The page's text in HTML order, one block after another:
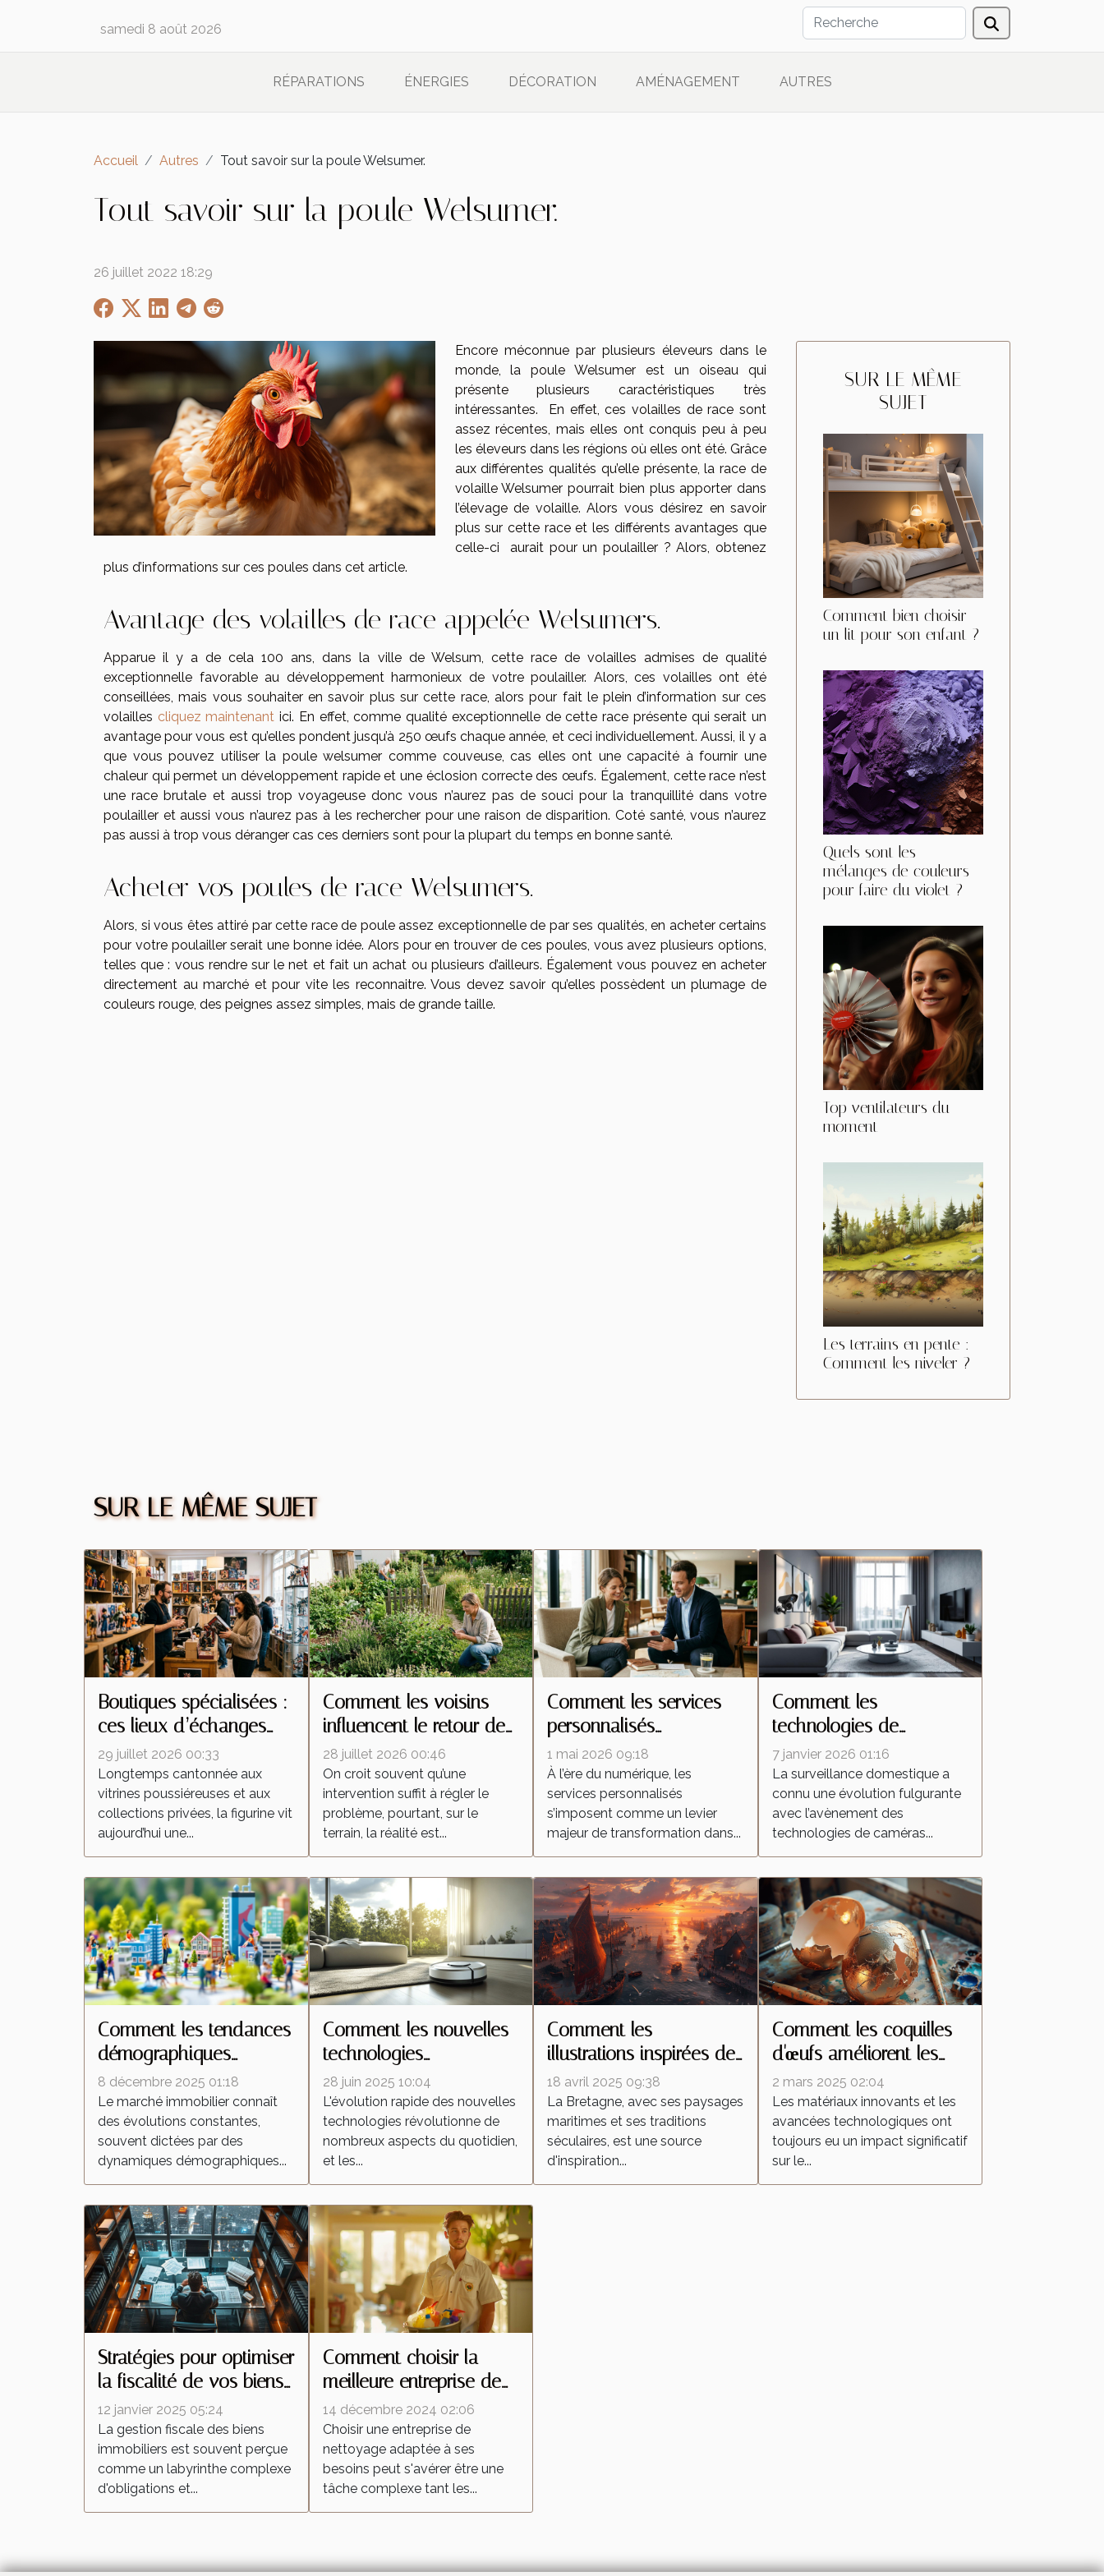
samedi 8 août 2026
RÉPARATIONS ÉNERGIES DÉCORATION AMÉNAGEMENT AUTRES
Accueil Autres Tout savoir sur la poule Welsumer.
Tout savoir sur la poule Welsumer.
26 juillet 2022 18:29
Encore méconnue par plusieurs éleveurs dans le
monde, la poule Welsumer est un oiseau qui
présente plusieurs caractéristiques très
intéressantes. En effet, ces volailles de race sont
assez récentes, mais elles ont conquis peu à peu
les éleveurs dans les régions où elles ont été. Grâce
aux différentes qualités qu’elle présente, la race de
volaille Welsumer pourrait bien plus apporter dans
l’élevage de volaille. Alors vous désirez en savoir
plus sur cette race et les différents avantages que
celle-ci aurait pour un poulailler ? Alors, obtenez
plus d’informations sur ces poules dans cet article.
Avantage des volailles de race appelée Welsumers.
Apparue il y a de cela 100 ans, dans la ville de Welsum, cette race de volailles admises de qualité
exceptionnelle favorable au développement harmonieux de votre poulailler. Alors, ces volailles ont été
conseillées, mais vous souhaiter en savoir plus sur cette race, alors pour fait le plein d’information sur ces
volailles cliquez maintenant ici. En effet, comme qualité exceptionnelle de cette race présente qui serait un
avantage pour vous est qu’elles pondent jusqu’à 250 œufs chaque année, et ceci individuellement. Aussi, il y a
que vous pouvez utiliser la poule welsumer comme couveuse, cas elles ont une capacité à fournir une
chaleur qui permet un développement rapide et une éclosion correcte des œufs. Également, cette race n’est
une race brutale et aussi trop voyageuse donc vous n’aurez pas de souci pour la tranquillité dans votre
poulailler et aussi vous n’aurez pas à les rechercher pour une raison de disparition. Coté santé, vous n’aurez
pas aussi à trop vous déranger cas ces derniers sont pour la plupart du temps en bonne santé.
Acheter vos poules de race Welsumers.
Alors, si vous êtes attiré par cette race de poule assez exceptionnelle de par ses qualités, en acheter certains
pour votre poulailler serait une bonne idée. Alors pour en trouver de ces poules, vous avez plusieurs options,
telles que : vous rendre sur le net et fait un achat ou plusieurs d’ailleurs. Également vous pouvez en acheter
directement au marché et pour vite les reconnaitre. Vous devez savoir qu’elles possèdent un plumage de
couleurs rouge, des peignes assez simples, mais de grande taille.
SUR LE MÊME
SUJET
Comment bien choisir
un lit pour son enfant ?
Quels sont les
mélanges de couleurs
pour faire du violet ?
Top ventilateurs du
moment
Les terrains en pente :
Comment les niveler ?
SUR LE MÊME SUJET
Boutiques spécialisées :
ces lieux d’échanges
qui transforment la
culture de la figurine
29 juillet 2026 00:33
Longtemps cantonnée aux
vitrines poussiéreuses et aux
collections privées, la figurine vit
aujourd’hui une...
Comment les voisins
influencent le retour des
insectes malgré une
intervention locale
28 juillet 2026 00:46
On croit souvent qu’une
intervention suffit à régler le
problème, pourtant, sur le
terrain, la réalité est...
Comment les services
personnalisés
redéfinissent les attentes
dans l'industrie
1 mai 2026 09:18
À l’ère du numérique, les
services personnalisés
s’imposent comme un levier
majeur de transformation dans...
Comment les
technologies de
caméras espion
transforment la
surveillance domestique
?
7 janvier 2026 01:16
La surveillance domestique a
connu une évolution fulgurante
avec l’avènement des
technologies de caméras...
Comment les tendances
démographiques
influencent-elles le
marché immobilier ?
8 décembre 2025 01:18
Le marché immobilier connaît
des évolutions constantes,
souvent dictées par des
dynamiques démographiques...
Comment les nouvelles
technologies
transforment-elles les
aspirateurs autonomes ?
28 juin 2025 10:04
L'évolution rapide des nouvelles
technologies révolutionne de
nombreux aspects du quotidien,
et les...
Comment les
illustrations inspirées de
la Bretagne célèbrent la
culture régionale
18 avril 2025 09:38
La Bretagne, avec ses paysages
maritimes et ses traditions
séculaires, est une source
d'inspiration...
Comment les coquilles
d'œufs améliorent les
peintures réfléchissantes
2 mars 2025 02:04
Les matériaux innovants et les
avancées technologiques ont
toujours eu un impact significatif
sur le...
Stratégies pour optimiser
la fiscalité de vos biens
immobiliers
12 janvier 2025 05:24
La gestion fiscale des biens
immobiliers est souvent perçue
comme un labyrinthe complexe
d'obligations et...
Comment choisir la
meilleure entreprise de
nettoyage pour vos
besoins
14 décembre 2024 02:06
Choisir une entreprise de
nettoyage adaptée à ses
besoins peut s'avérer être une
tâche complexe tant les...